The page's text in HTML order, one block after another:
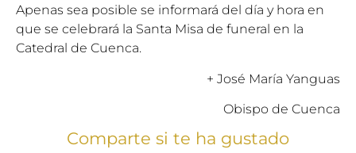
Apenas sea posible se informará del día y hora en
que se celebrará la Santa Misa de funeral en la
Catedral de Cuenca.
+ José María Yanguas
Obispo de Cuenca
Comparte si te ha gustado